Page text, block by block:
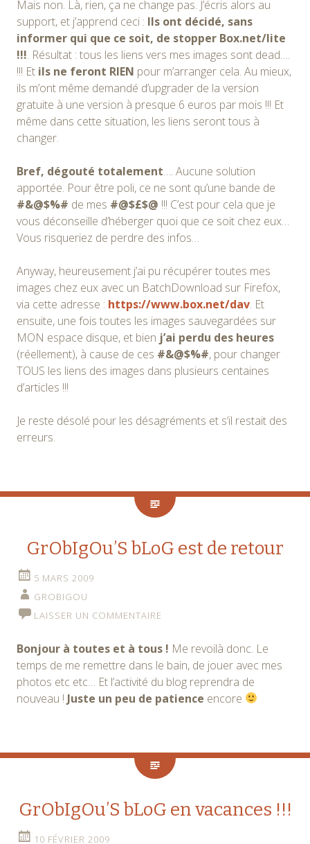
Mais non. Là, rien, ça ne change pas. J’écris alors au
support, et j’apprend ceci : Ils ont décidé, sans
informer qui que ce soit, de stopper Box.net/lite
!!!. Résultat : tous les liens vers mes images sont dead….
!!! Et ils ne feront RIEN pour m’arranger cela. Au mieux,
ils m’ont même demandé d’upgrader de la version
gratuite à une version à presque 6 euros par mois !!! Et
même dans cette situation, les liens seront tous à
changer.
Bref, dégouté totalement…. Aucune solution
apportée. Pour être poli, ce ne sont qu’une bande de
#&@$%# de mes #@$£$@ !!! C’est pour cela que je
vous déconseille d’héberger quoi que ce soit chez eux…
Vous risqueriez de perdre des infos…
Anyway, heureusement j’ai pu récupérer toutes mes
images chez eux avec un BatchDownload sur Firefox,
via cette adresse : https://www.box.net/dav. Et
ensuite, une fois toutes les images sauvegardées sur
MON espace disque, et bien j’ai perdu des heures
(réellement), à cause de ces #&@$%#, pour changer
TOUS les liens des images dans plusieurs centaines
d’articles !!!
Je reste désolé pour les désagréments et s’il restait des
erreurs.
GrObIgOu’S bLoG est de retour
5 MARS 2009
GROBIGOU
LAISSER UN COMMENTAIRE
Bonjour à toutes et à tous ! Me revoilà donc. Le
temps de me remettre dans le bain, de jouer avec mes
photos etc etc… Et l’activité du blog reprendra de
nouveau ! Juste un peu de patience encore
GrObIgOu’S bLoG en vacances !!!
10 FÉVRIER 2009